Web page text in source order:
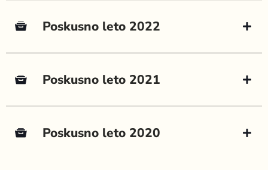
Poskusno leto 2022
Poskusno leto 2021
Poskusno leto 2020
POSKUSI